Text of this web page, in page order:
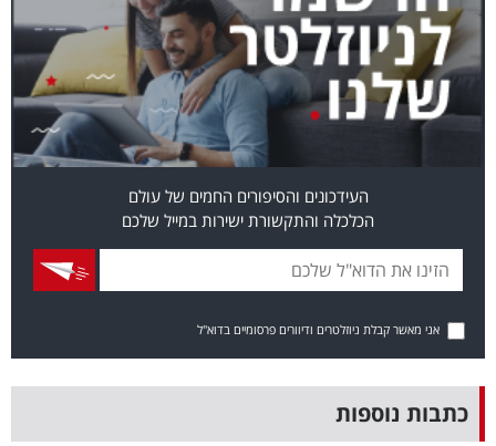
מייל
אדום
אחרינו:
העידכונים והסיפורים החמים של עולם
הכלכלה והתקשורת ישירות במייל שלכם
אני מאשר קבלת ניוזלטרים ודיוורים פרסומיים בדוא"ל
כתבות נוספות